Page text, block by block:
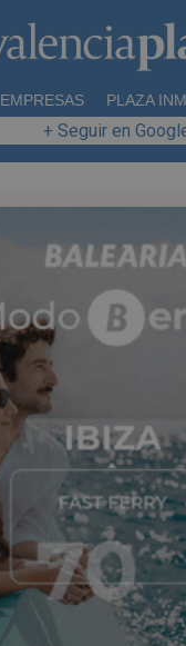
EMPRESAS PLAZA
+ Seguir en